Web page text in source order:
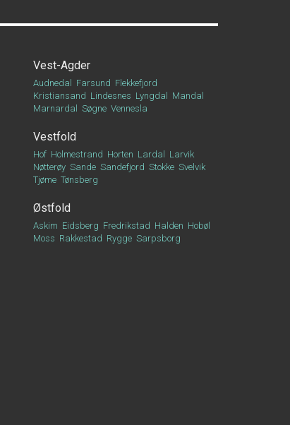
Vest-Agder
Audnedal Farsund Flekkefjord
Kristiansand Lindesnes Lyngdal
Mandal
Marnardal
Søgne Vennesla
Vestfold
Hof Holmestrand Horten Lardal
Larvik
Nøtterøy Sande Sandefjord Stokke Svelvik
Tjøme Tønsberg
Østfold
Askim Eidsberg Fredrikstad Halden Hobøl
Moss Rakkestad Rygge Sarpsborg